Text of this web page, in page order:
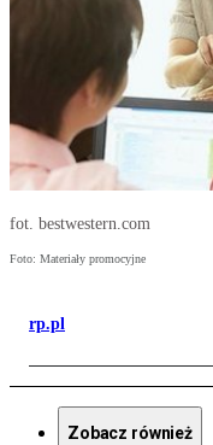
fot. bestwestern.com
Foto: Materiały promocyjne
rp.pl
Zobacz również